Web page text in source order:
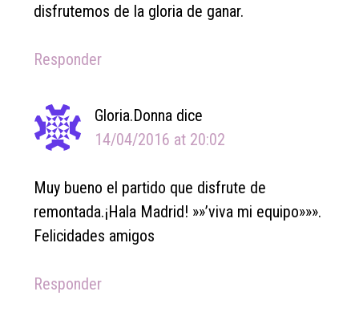
disfrutemos de la gloria de ganar.
Responder
Gloria.Donna dice
14/04/2016 at 20:02
Muy bueno el partido que disfrute de
remontada.¡Hala Madrid! »»’viva mi equipo»»».
Felicidades amigos
Responder